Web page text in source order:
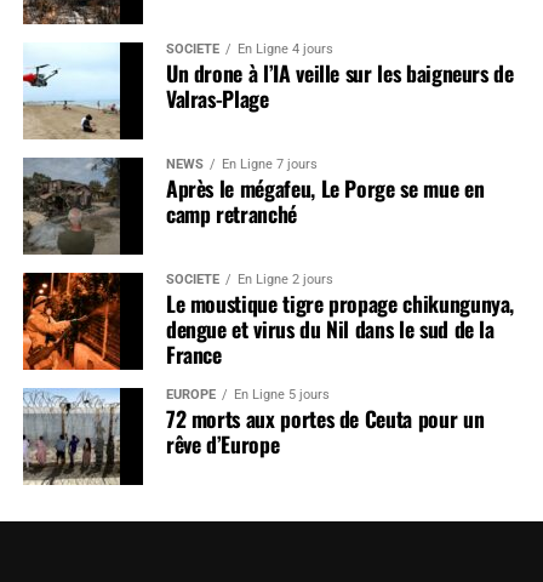
SOCIÉTÉ En Ligne 4 jours
Un drone à l’IA veille sur les baigneurs de
Valras-Plage
NEWS En Ligne 7 jours
Après le mégafeu, Le Porge se mue en
camp retranché
SOCIÉTÉ En Ligne 2 jours
Le moustique tigre propage chikungunya,
dengue et virus du Nil dans le sud de la
France
EUROPE En Ligne 5 jours
72 morts aux portes de Ceuta pour un
rêve d’Europe